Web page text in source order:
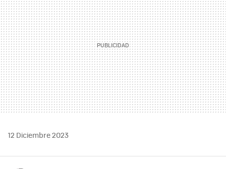
12 Diciembre 2023